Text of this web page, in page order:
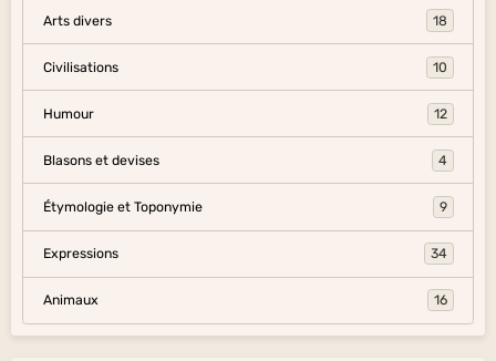
Arts divers 18
Civilisations 10
Humour 12
Blasons et devises 4
Étymologie et Toponymie 9
Expressions 34
Animaux 16